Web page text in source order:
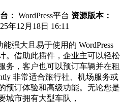
： WordPress平台 资源版本：
年12月18日 16:11
强大且易于使用的 WordPress
。借助此插件，企业主可以轻松
务，客户也可以预订车辆并在租
非常适合旅行社、机场服务或
预订体验和高级功能。无论您是
城市拥有大型车队，